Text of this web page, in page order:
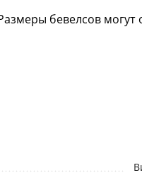
бевелсов могут